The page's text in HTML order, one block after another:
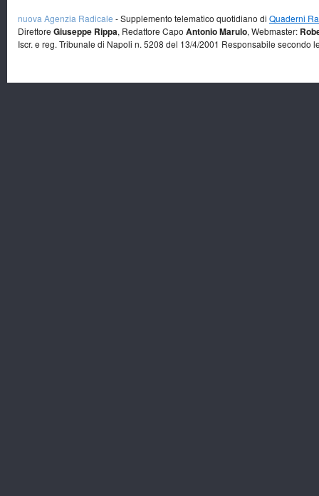
nuova Agenzia Radicale - Supplemento telematico quotidiano di Quaderni
Direttore Giuseppe Rippa, Redattore Capo Antonio Marulo, Webmaster:
Iscr. e reg. Tribunale di Napoli n. 5208 del 13/4/2001 Responsabile secondo